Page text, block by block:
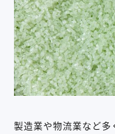
製造業や物流業など